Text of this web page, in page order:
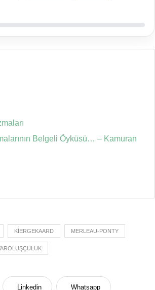
Belgeli Öyküsü… – Kamuran
KIERGEKAARD MERLEAU-PONTY
Linkedin Whatsapp